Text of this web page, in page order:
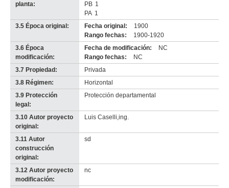
planta:
PB 1
PA 1
3.5 Época original:
Fecha original:
1900
Rango fechas:
1900-1920
3.6 Época
modificación:
Fecha de modificación:
NC
Rango fechas:
NC
3.7 Propiedad:
Privada
3.8 Régimen:
Horizontal
3.9 Protección
legal:
Protección departamental
3.10 Autor proyecto
original:
Luis Caselli,ing.
3.11 Autor
construcción
original:
sd
3.12 Autor proyecto
modificación:
nc